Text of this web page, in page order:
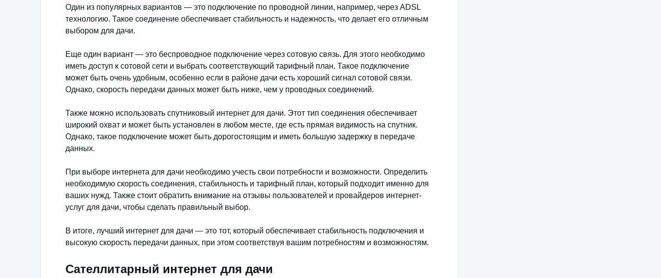
Один из популярных вариантов — это подключение по проводной линии, например, через ADSL
технологию. Такое соединение обеспечивает стабильность и надежность, что делает его отличным
выбором для дачи.
Еще один вариант — это беспроводное подключение через сотовую связь. Для этого необходимо
иметь доступ к сотовой сети и выбрать соответствующий тарифный план. Такое подключение
может быть очень удобным, особенно если в районе дачи есть хороший сигнал сотовой связи.
Однако, скорость передачи данных может быть ниже, чем у проводных соединений.
Также можно использовать спутниковый интернет для дачи. Этот тип соединения обеспечивает
широкий охват и может быть установлен в любом месте, где есть прямая видимость на спутник.
Однако, такое подключение может быть дорогостоящим и иметь большую задержку в передаче
данных.
При выборе интернета для дачи необходимо учесть свои потребности и возможности. Определить
необходимую скорость соединения, стабильность и тарифный план, который подходит именно для
ваших нужд. Также стоит обратить внимание на отзывы пользователей и провайдеров интернет-
услуг для дачи, чтобы сделать правильный выбор.
В итоге, лучший интернет для дачи — это тот, который обеспечивает стабильность подключения и
высокую скорость передачи данных, при этом соответствуя вашим потребностям и возможностям.
Сателлитарный интернет для дачи